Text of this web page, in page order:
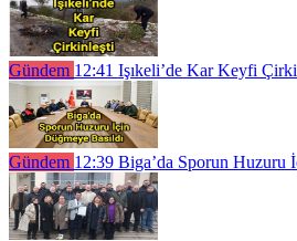
Gündem 12:41 Işıkeli’de Kar Keyfi
Gündem 12:39 Biga’da Sporun Huzuru